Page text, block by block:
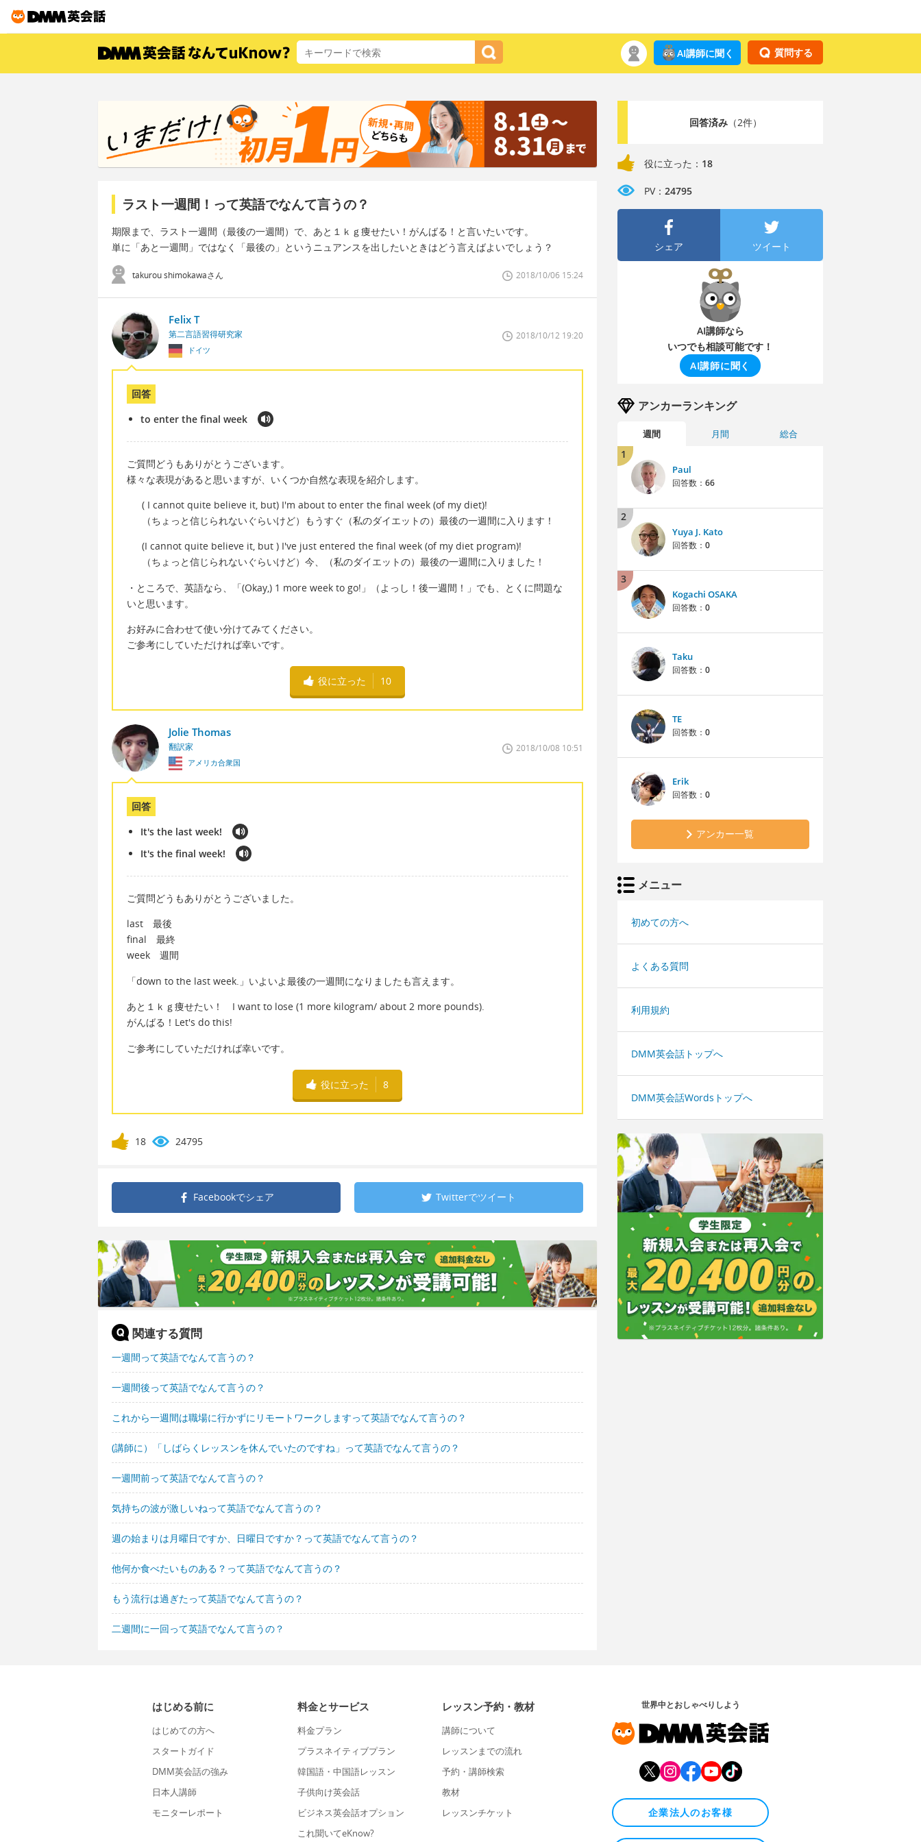
質問する
AI講師に聞く
ラスト一週間！って英語でなんて言うの？
期限まで、ラスト一週間（最後の一週間）で、あと１ｋｇ痩せたい！がんばる！と言いたいです。
単に「あと一週間」ではなく「最後の」というニュアンスを出したいときはどう言えばよいでしょう？
takurou shimokawaさん 2018/10/06 15:24
Felix T
第二言語習得研究家
ドイツ
2018/10/12 19:20
回答
to enter the final week
ご質問どうもありがとうございます。
様々な表現があると思いますが、いくつか自然な表現を紹介します。
( I cannot quite believe it, but) I'm about to enter the final week (of my diet)!
（ちょっと信じられないぐらいけど）もうすぐ（私のダイエットの）最後の一週間に入ります！
(I cannot quite believe it, but ) I've just entered the final week (of my diet program)!
（ちょっと信じられないぐらいけど）今、（私のダイエットの）最後の一週間に入りました！
・ところで、英語なら、「(Okay,) 1 more week to go!」（よっし！後一週間！」でも、とくに問題な
いと思います。
お好みに合わせて使い分けてみてください。
ご参考にしていただければ幸いです。
役に立った 10
Jolie Thomas
翻訳家
アメリカ合衆国
2018/10/08 10:51
回答
It's the last week!
It's the final week!
ご質問どうもありがとうございました。
last 最後
final 最終
week 週間
「down to the last week.」いよいよ最後の一週間になりましたも言えます。
あと１ｋｇ痩せたい！ I want to lose (1 more kilogram/ about 2 more pounds).
がんばる！Let's do this!
ご参考にしていただければ幸いです。
役に立った 8
18 24795
Facebookでシェア Twitterでツイート
関連する質問
一週間って英語でなんて言うの？
一週間後って英語でなんて言うの？
これから一週間は職場に行かずにリモートワークしますって英語でなんて言うの？
(講師に）「しばらくレッスンを休んでいたのですね」って英語でなんて言うの？
一週間前って英語でなんて言うの？
気持ちの波が激しいねって英語でなんて言うの？
週の始まりは月曜日ですか、日曜日ですか？って英語でなんて言うの？
他何か食べたいものある？って英語でなんて言うの？
もう流行は過ぎたって英語でなんて言うの？
二週間に一回って英語でなんて言うの？
回答済み（2件）
役に立った： 18
PV： 24795
シェア ツイート
AI講師なら
いつでも相談可能です！
AI講師に聞く
アンカーランキング
週間 月間 総合
1
Paul
回答数： 66
2
Yuya J. Kato
回答数： 0
3
Kogachi OSAKA
回答数： 0
Taku
回答数： 0
TE
回答数： 0
Erik
回答数： 0
アンカー一覧
メニュー
初めての方へ
よくある質問
利用規約
DMM英会話トップへ
DMM英会話Wordsトップへ
はじめる前に
はじめての方へ
スタートガイド
DMM英会話の強み
日本人講師
モニターレポート
料金とサービス
料金プラン
プラスネイティブプラン
韓国語・中国語レッスン
子供向け英会話
ビジネス英会話オプション
これ聞いてeKnow?
レッスン予約・教材
講師について
レッスンまでの流れ
予約・講師検索
教材
レッスンチケット
世界中とおしゃべりしよう
企業法人のお客様